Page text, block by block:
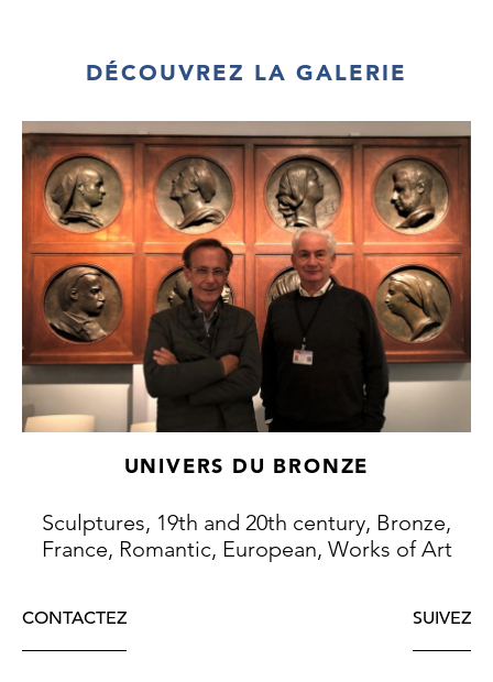
DÉCOUVREZ LA GALERIE
UNIVERS DU BRONZE
Sculptures, 19th and 20th century, Bronze,
France, Romantic, European, Works of Art
CONTACTEZ SUIVEZ